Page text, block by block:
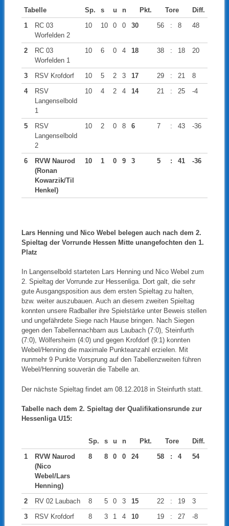
Tabelle Sp. s u n Pkt. Tore
Diff.
1
RC 03
Worfelden 2
10 10 0 0 30 56 : 8 48
2
RC 03
Worfelden 1
10 6 0 4 18 38 : 18 20
3 RSV Krofdorf 10 5 2 3 17 29 : 21
8
4
RSV
Langenselbold
1
10 4 2 4 14 21 : 25 -4
5
RSV
Langenselbold
2
10 2 0 8 6 7 : 43 -36
6
RVW Naurod
(Ronan
Kowarzik/Til
Henkel)
10 1 0 9 3 5 : 41 -36
Lars Henning und Nico Webel belegen auch nach dem 2.
Spieltag der Vorrunde Hessen Mitte unangefochten den 1.
Platz
In Langenselbold starteten Lars Henning und Nico Webel zum
2. Spieltag der Vorrunde zur Hessenliga. Dort galt, die sehr
gute Ausgangsposition aus dem ersten Spieltag zu halten,
bzw. weiter auszubauen. Auch an diesem zweiten Spieltag
konnten unsere Radballer ihre Spielstärke unter Beweis stellen
und ungefährdete Siege nach Hause bringen. Nach Siegen
gegen den Tabellennachbarn aus Laubach (7:0), Steinfurth
(7:0), Wölfersheim (4:0) und gegen Krofdorf (9:1) konnten
Webel/Henning die maximale Punkteanzahl erzielen. Mit
nunmehr 9 Punkte Vorsprung auf den Tabellenzweiten führen
Webel/Henning souverän die Tabelle an.
Der nächste Spieltag findet am 08.12.2018 in Steinfurth statt.
Tabelle nach dem 2. Spieltag der Qualifikationsrunde zur
Hessenliga U15:
Sp. s u n Pkt. Tore
Diff.
1
RVW Naurod
(Nico
Webel/Lars
Henning)
8 8 0 0 24 58 : 4 54
2 RV 02 Laubach 8 5 0 3 15 22 : 19
3
3
RSV Krofdorf 8 3 1 4 10 19 : 27
-8